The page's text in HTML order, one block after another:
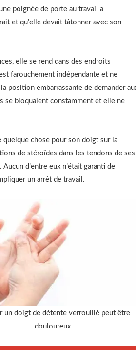
poignée de porte au travail a
et qu’elle devait tâtonner avec son
elle se rend dans des endroits
farouchement indépendante et ne
position embarrassante de demander
se bloquaient constamment et elle ne
quelque chose pour son doigt sur la
de stéroïdes dans les tendons de ses
d’entre eux n’était garanti de
un arrêt de travail.
un doigt de détente verrouillé peut être
douloureux